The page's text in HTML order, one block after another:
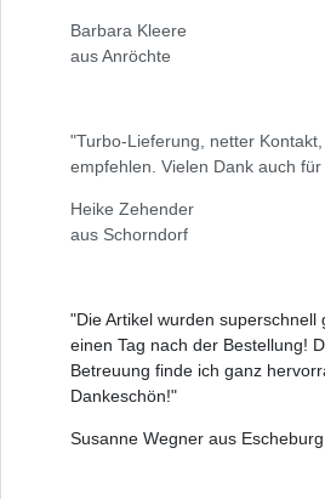
Barbara Kleere
aus Anröchte
"Turbo-Lieferung, netter
empfehlen. Vielen Dank auch
Heike Zehender
aus Schorndorf
"Die Artikel wurden superschnell
einen Tag nach der Bestellung!
Betreuung finde ich ganz
Dankeschön!"
Susanne Wegner aus Escheburg